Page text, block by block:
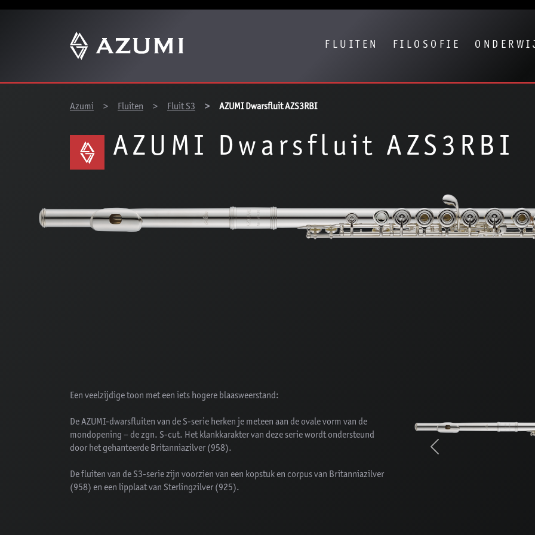
FLUITEN FILOSOFIE
Azumi
Fluiten Fluit S3 AZUMI Dwarsfluit AZS3RBI
AZUMI Dwarsfluit AZS3RBI
Een veelzijdige toon met een iets hogere blaasweerstand:
De AZUMI-dwarsfluiten van de S-serie herken je meteen aan de ovale vorm van de
mondopening – de zgn. S-cut. Het klankkarakter van deze serie wordt ondersteund
door het gehanteerde Britanniazilver (958).
De fluiten van de S3-serie zijn voorzien van een kopstuk en corpus van Britanniazilver
(958) en een lipplaat van Sterlingzilver (925).
Previous